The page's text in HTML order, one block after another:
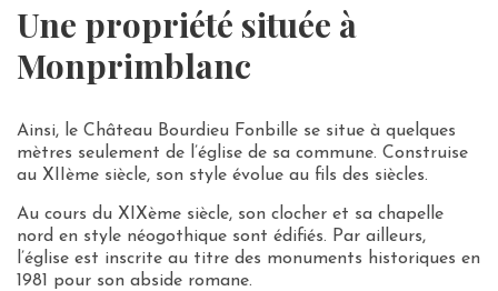
Une propriété située à
Monprimblanc
Ainsi, le Château Bourdieu Fonbille se situe à quelques
mètres seulement de l’église de sa commune. Construise
au XIIème siècle, son style évolue au fils des siècles.
Au cours du XIXème siècle, son clocher et sa chapelle
nord en style néogothique sont édifiés. Par ailleurs,
l’église est inscrite au titre des monuments historiques en
1981 pour son abside romane.